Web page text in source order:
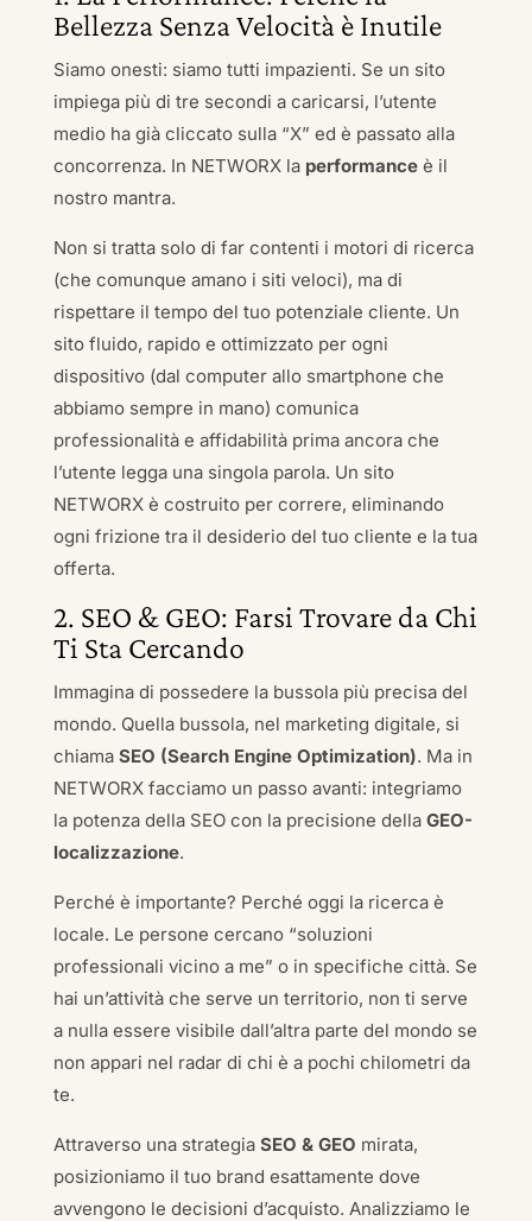
Bellezza Senza Velocità è Inutile
Siamo onesti: siamo tutti impazienti. Se un sito
impiega più di tre secondi a caricarsi, l’utente
medio ha già cliccato sulla “X” ed è passato alla
concorrenza. In NETWORX la performanceè il
nostro mantra.
Non si tratta solo di far contenti i motori di ricerca
(che comunque amano i siti veloci), ma di
rispettare il tempo del tuo potenziale cliente. Un
sito fluido, rapido e ottimizzato per ogni
dispositivo (dal computer allo smartphone che
abbiamo sempre in mano) comunica
professionalità e affidabilità prima ancora che
l’utente legga una singola parola. Un sito
NETWORX è costruito per correre, eliminando
ogni frizione tra il desiderio del tuo cliente e la tua
offerta.
2. SEO & GEO: Farsi Trovare da Chi
Ti Sta Cercando
Immagina di possedere la bussola più precisa del
mondo. Quella bussola, nel marketing digitale, si
chiama SEO (Search Engine Optimization). Ma in
NETWORX facciamo un passo avanti: integriamo
la potenza della SEO con la precisione della GEO-
localizzazione.
Perché è importante? Perché oggi la ricerca è
locale. Le persone cercano “soluzioni
professionali vicino a me” o in specifiche città. Se
hai un’attività che serve un territorio, non ti serve
a nulla essere visibile dall’altra parte del mondo se
non appari nel radar di chi è a pochi chilometri da
te.
Attraverso una strategia SEO & GEO mirata,
posizioniamo il tuo brand esattamente dove
avvengono le decisioni d’acquisto. Analizziamo le